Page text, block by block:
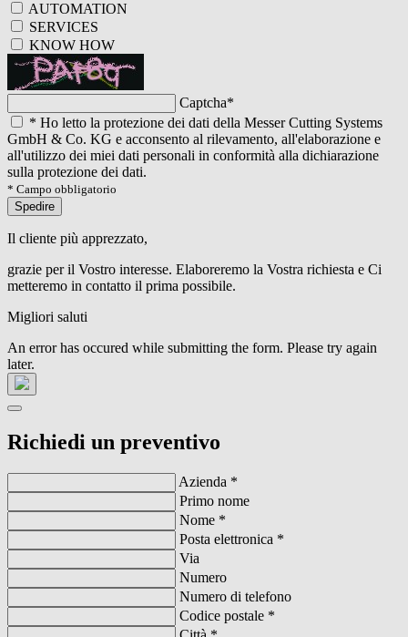
AUTOMATION
SERVICES
KNOW HOW
Captcha*
* Ho letto la protezione dei dati della Messer Cutting Systems
GmbH & Co. KG e acconsento al rilevamento, all'elaborazione e
all'utilizzo dei miei dati personali in conformità alla dichiarazione
sulla protezione dei dati.
* Campo obbligatorio
Spedire
Il cliente più apprezzato,
grazie per il Vostro interesse. Elaboreremo la Vostra richiesta e Ci
metteremo in contatto il prima possibile.
Migliori saluti
An error has occured while submitting the form. Please try again
later.
Richiedi un preventivo
Azienda *
Primo nome
Nome *
Posta elettronica *
Via
Numero
Numero di telefono
Codice postale *